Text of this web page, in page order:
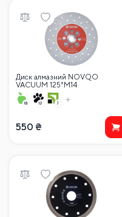
Диск алмазний NOVQO
VACUUM 125*M14
550 ₴